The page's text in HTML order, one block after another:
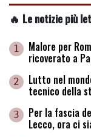
🔥 Le notizie più
1 Malore per
ricoverato a
2 Lutto nel
tecnico della
3 Per la fascia
Lecco, ora ci